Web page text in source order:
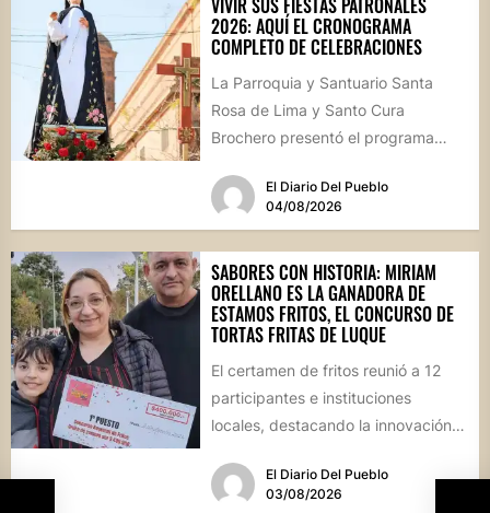
VIVIR SUS FIESTAS PATRONALES
2026: AQUÍ EL CRONOGRAMA
COMPLETO DE CELEBRACIONES
La Parroquia y Santuario Santa
Rosa de Lima y Santo Cura
Brochero presentó el programa
El Diario Del Pueblo
04/08/2026
SABORES CON HISTORIA: MIRIAM
ORELLANO ES LA GANADORA DE
ESTAMOS FRITOS, EL CONCURSO DE
TORTAS FRITAS DE LUQUE
El certamen de fritos reunió a 12
participantes e instituciones
locales, destacando la innovación
El Diario Del Pueblo
03/08/2026